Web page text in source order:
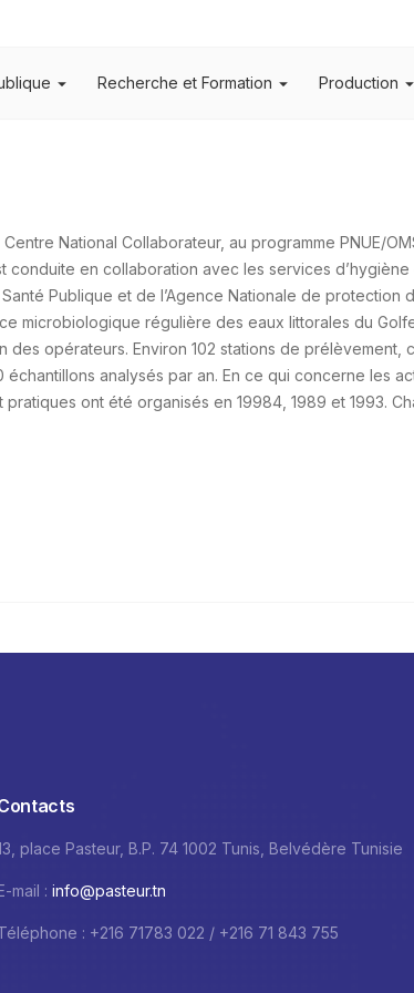
Recherche et Formation Production
National Collaborateur, au programme PNUE/
en collaboration avec les services d’hygiène
Publique et de l’Agence Nationale de protection
microbiologique régulière des eaux littorales du
opérateurs. Environ 102 stations de prélèvement,
analysés par an. En ce qui concerne les
ont été organisés en 19984, 1989 et 1993.
place Pasteur, B.P. 74 1002 Tunis, Belvédère Tunisie
mail : info@pasteur.tn
: +216 71783 022 / +216 71 843 755